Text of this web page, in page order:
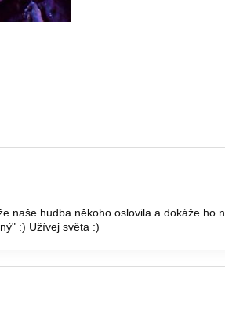
naše hudba někoho oslovila a dokáže ho
:) Užívej světa :)